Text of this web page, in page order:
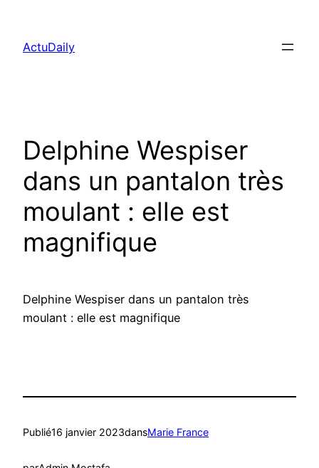
contenu
ActuDaily
Delphine Wespiser
dans un pantalon très
moulant : elle est
magnifique
Delphine Wespiser dans un pantalon très
moulant : elle est magnifique
Publié16 janvier 2023dansMarie France